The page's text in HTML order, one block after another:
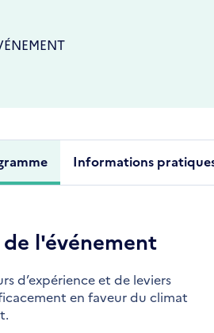
Informations
l'événement
d’expérience et de leviers
en faveur du climat